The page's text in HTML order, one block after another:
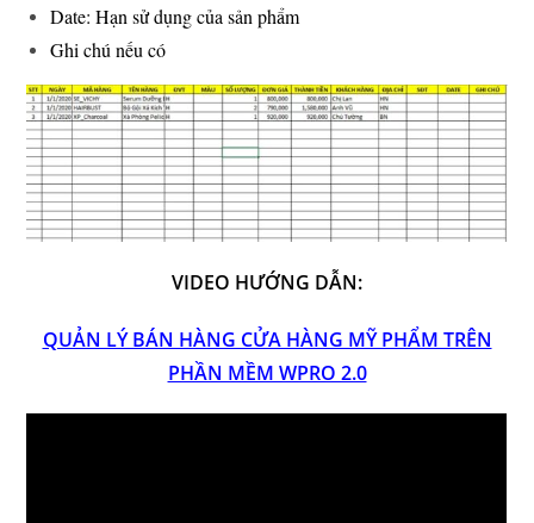
Date: Hạn sử dụng của sản phẩm
Ghi chú nếu có
VIDEO HƯỚNG DẪN:
QUẢN LÝ BÁN HÀNG CỬA HÀNG MỸ PHẨM TRÊN
PHẦN MỀM WPRO 2.0